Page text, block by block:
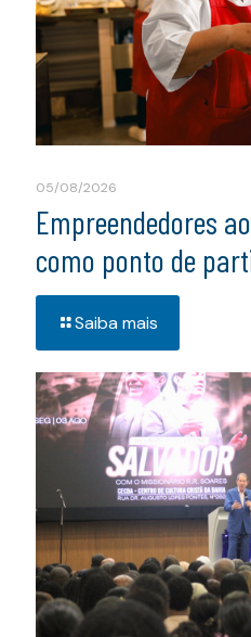
05/08/2026
Empreendedores
como ponto de
Saiba mais